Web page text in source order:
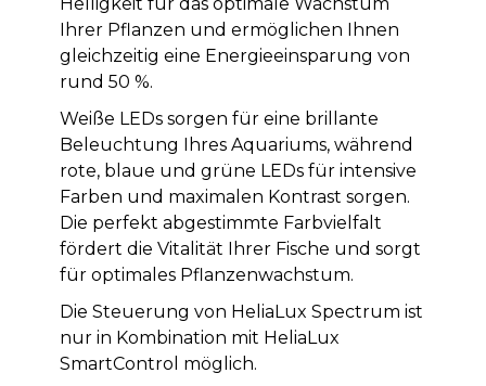
Ihrer Pflanzen und ermöglichen Ihnen
gleichzeitig eine Energieeinsparung von
rund 50 %.
Weiße LEDs sorgen für eine brillante
Beleuchtung Ihres Aquariums, während
rote, blaue und grüne LEDs für intensive
Farben und maximalen Kontrast sorgen.
Die perfekt abgestimmte Farbvielfalt
fördert die Vitalität Ihrer Fische und sorgt
für optimales Pflanzenwachstum.
Die Steuerung von HeliaLux Spectrum ist
nur in Kombination mit HeliaLux
SmartControl möglich.